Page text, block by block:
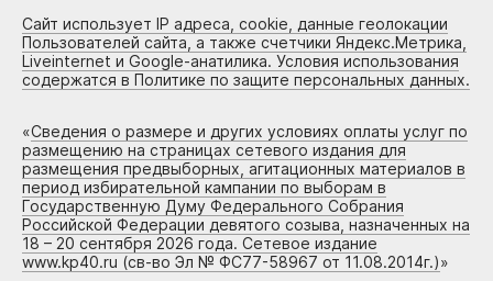
Сайт использует IP адреса, cookie, данные геолокации
Пользователей сайта, а также счетчики Яндекс.Метрика,
Liveinternet и Google-анатилика. Условия использования
содержатся в Политике по защите персональных данных.
«Сведения о размере и других условиях оплаты услуг по
размещению на страницах сетевого издания для
размещения предвыборных, агитационных материалов в
период избирательной кампании по выборам в
Государственную Думу Федерального Собрания
Российской Федерации девятого созыва, назначенных на
18 – 20 сентября 2026 года. Сетевое издание
www.kp40.ru (св-во Эл № ФС77-58967 от 11.08.2014г.)»